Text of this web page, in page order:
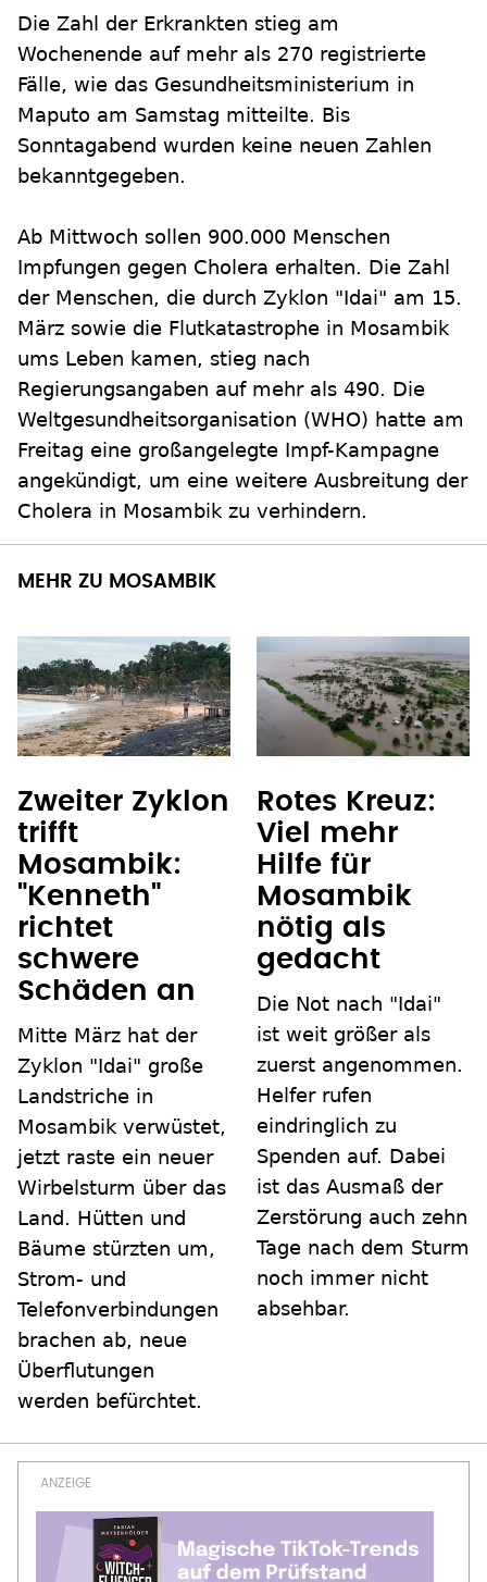
Die Zahl der Erkrankten stieg am
Wochenende auf mehr als 270 registrierte
Fälle, wie das Gesundheitsministerium in
Maputo am Samstag mitteilte. Bis
Sonntagabend wurden keine neuen Zahlen
bekanntgegeben.
Ab Mittwoch sollen 900.000 Menschen
Impfungen gegen Cholera erhalten. Die Zahl
der Menschen, die durch Zyklon "Idai" am 15.
März sowie die Flutkatastrophe in Mosambik
ums Leben kamen, stieg nach
Regierungsangaben auf mehr als 490. Die
Weltgesundheitsorganisation (WHO) hatte am
Freitag eine großangelegte Impf-Kampagne
angekündigt, um eine weitere Ausbreitung der
Cholera in Mosambik zu verhindern.
MEHR ZU MOSAMBIK
Zweiter Zyklon
trifft
Mosambik:
"Kenneth"
richtet
schwere
Schäden an
Mitte März hat der
Zyklon "Idai" große
Landstriche in
Mosambik verwüstet,
jetzt raste ein neuer
Wirbelsturm über das
Land. Hütten und
Bäume stürzten um,
Strom- und
Telefonverbindungen
brachen ab, neue
Überflutungen
werden befürchtet.
Rotes Kreuz:
Viel mehr
Hilfe für
Mosambik
nötig als
gedacht
Die Not nach "Idai"
ist weit größer als
zuerst angenommen.
Helfer rufen
eindringlich zu
Spenden auf. Dabei
ist das Ausmaß der
Zerstörung auch zehn
Tage nach dem Sturm
noch immer nicht
absehbar.